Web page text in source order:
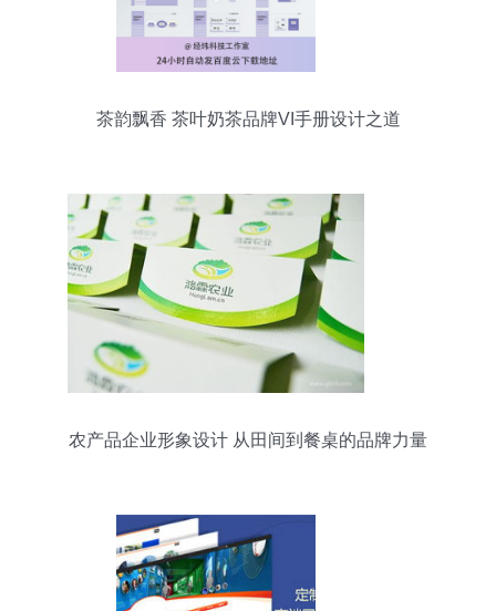
茶韵飘香 茶叶奶茶品牌VI手册设计之道
农产品企业形象设计 从田间到餐桌的品牌力量